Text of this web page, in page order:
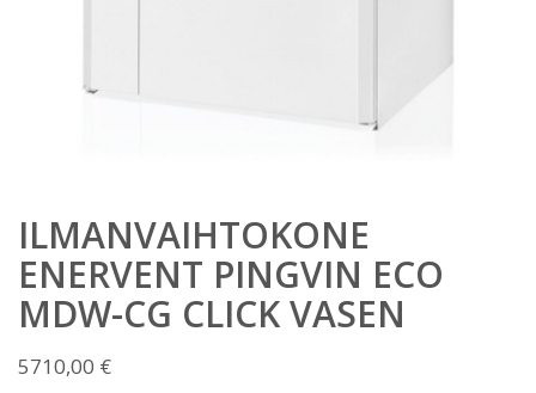
ILMANVAIHTOKONE
ENERVENT PINGVIN ECO
MDW-CG CLICK VASEN
5710,00 €